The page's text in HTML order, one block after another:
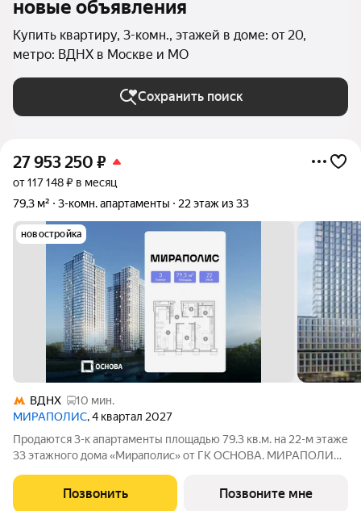
новые объявления
Купить квартиру, 3-комн., этажей в доме: от 20,
метро: ВДНХ в Москве и МО
Сохранить поиск
27 953 250 ₽
от 117 148 ₽ в месяц
79,3 м²
3-комн. апартаменты 22 этаж из 33
новостройка
ВДНХ
10 мин.
МИРАПОЛИС, 4 квартал 2027
Продаются 3-к апартаменты площадью 79.3 кв.м. на 22-м этаже
33 этажного дома «Мираполис» от ГК ОСНОВА. МИРАПОЛИС
отдыха и жизни. Проект состоит из четырех башен с
авторскими стеклянными
Позвонить Позвоните мне